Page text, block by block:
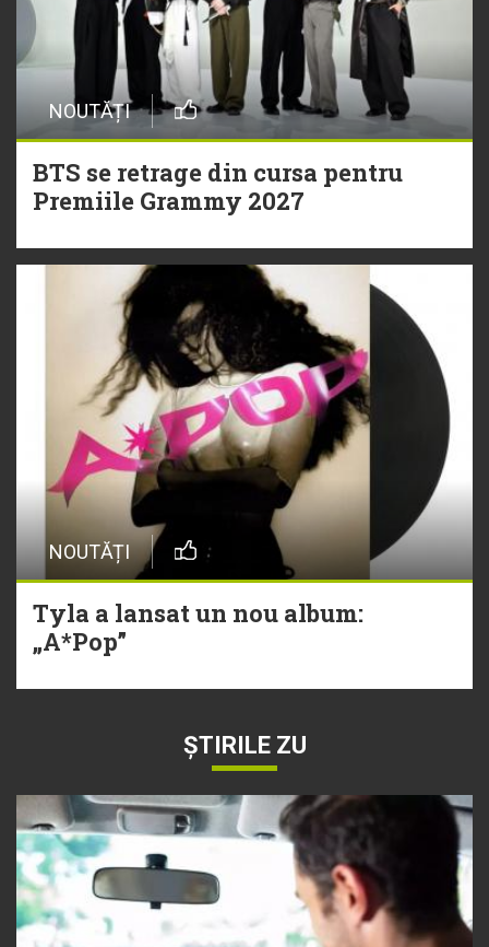
NOUTĂȚI
BTS se retrage din cursa pentru
Premiile Grammy 2027
NOUTĂȚI
Tyla a lansat un nou album:
„A*Pop”
ȘTIRILE ZU